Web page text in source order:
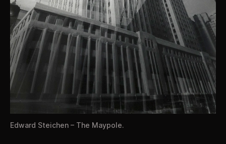
Edward Steichen – The Maypole.